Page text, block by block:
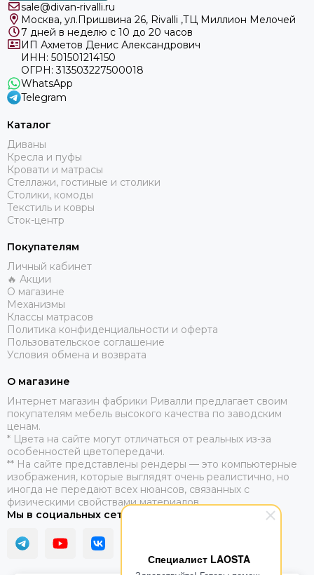
Специалист LAOSTA
sale@divan-rivalli.ru
Москва, ул.Пришвина 26, Rivalli ,ТЦ Миллион Мелочей
7 дней в неделю с 10 до 20 часов
ИП Ахметов Денис Александрович
ИНН: 501501214150
ОГРН: 313503227500018
WhatsApp
Telegram
Каталог
Диваны
Кресла и пуфы
Кровати и матрасы
Стеллажи, гостиные и столики
Столики, комоды
Текстиль и ковры
Сток-центр
Покупателям
Личный кабинет
🔥 Акции
О магазине
Механизмы
Классы матрасов
Политика конфиденциальности и оферта
Пользовательское соглашение
Условия обмена и возврата
О магазине
​Интернет магазин фабрики Ривалли предлагает своим
покупателям мебель высокого качества по заводским
ценам.
* Цвета на сайте могут отличаться от реальных из-за
особенностей цветопередачи.
** На сайте представлены рендеры — это компьютерные
изображения, которые выглядят очень реалистично, но
иногда не передают всех нюансов, связанных с
физическими свойствами материалов.
Мы в социальных сетях